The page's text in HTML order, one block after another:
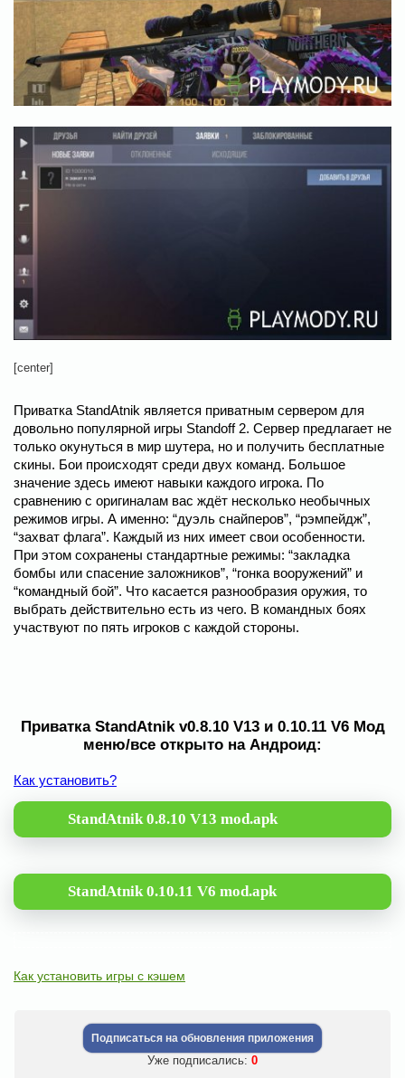
[center]
Приватка StandAtnik является приватным сервером для
довольно популярной игры Standoff 2. Сервер предлагает не
только окунуться в мир шутера, но и получить бесплатные
скины. Бои происходят среди двух команд. Большое
значение здесь имеют навыки каждого игрока. По
сравнению с оригиналам вас ждёт несколько необычных
режимов игры. А именно: “дуэль снайперов”, “рэмпейдж”,
“захват флага”. Каждый из них имеет свои особенности.
При этом сохранены стандартные режимы: “закладка
бомбы или спасение заложников”, “гонка вооружений” и
“командный бой”. Что касается разнообразия оружия, то
выбрать действительно есть из чего. В командных боях
участвуют по пять игроков с каждой стороны.
Приватка StandAtnik v0.8.10 V13 и 0.10.11 V6 Мод
меню/все открыто на Андроид:
Как установить?
StandAtnik 0.8.10 V13 mod.apk
StandAtnik 0.10.11 V6 mod.apk
Как установить игры с кэшем
Подписаться на обновления приложения
Уже подписались: 0